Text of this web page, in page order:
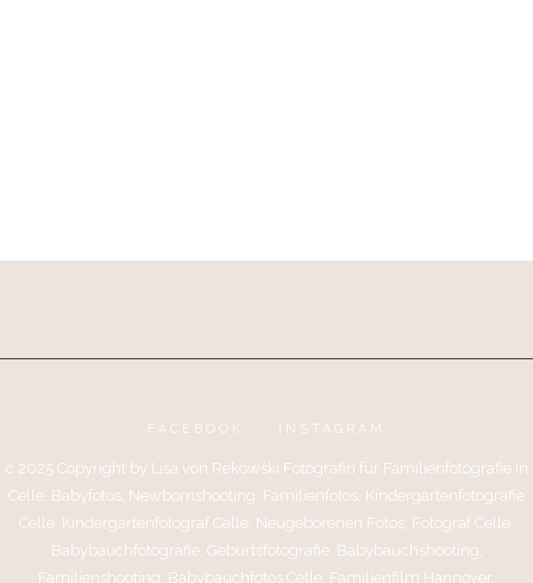
FACEBOOK INSTAGRAM
c 2025 Copyright by Lisa von Rekowski Fotografin für Familienfotografie in
Celle, Babyfotos, Newbornshooting, Familienfotos, Kindergartenfotografie
Celle, Kindergartenfotograf Celle, Neugeborenen Fotos, Fotograf Celle,
Babybauchfotografie, Geburtsfotografie, Babybauchshooting,
Familienshooting, Babybauchfotos Celle, Familienfilm Hannover,